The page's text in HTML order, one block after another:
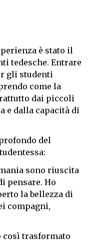
è stato il
tedesche. Entrare
gli studenti
come la
dai piccoli
e dalla capacità di
del
sono riuscita
pensare. Ho
la bellezza di
compagni,
così trasformato